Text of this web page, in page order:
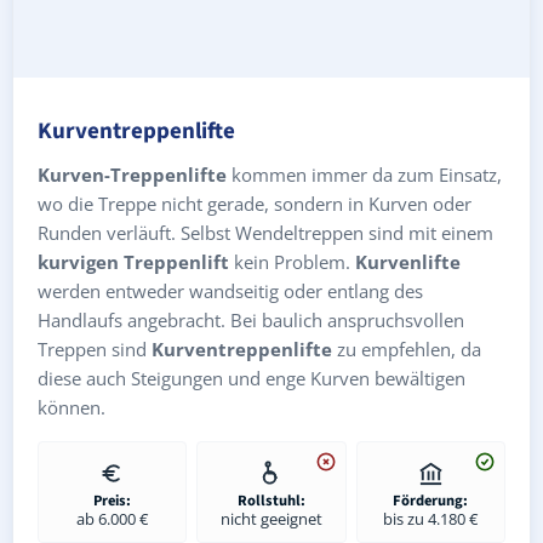
Kurventreppenlifte
Kurven-Treppenlifte kommen immer da zum Einsatz,
wo die Treppe nicht gerade, sondern in Kurven oder
Runden verläuft. Selbst Wendeltreppen sind mit einem
kurvigen Treppenlift kein Problem. Kurvenlifte
werden entweder wandseitig oder entlang des
Handlaufs angebracht. Bei baulich anspruchsvollen
Treppen sind Kurventreppenlifte zu empfehlen, da
diese auch Steigungen und enge Kurven bewältigen
können.
Preis:
ab 6.000 €
Rollstuhl:
nicht geeignet
Förderung:
bis zu 4.180 €